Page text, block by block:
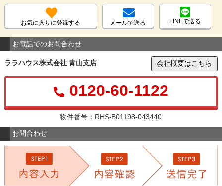
お気に入りに登録する メールで送る LINEで送る
お電話でのお問合わせ
ララハウス株式会社 青山支店 会社概要はこちら
0120-60-1122
物件番号：RHS-B01198-043440
お問合わせ